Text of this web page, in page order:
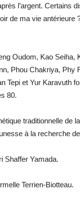
l’argent. Certains
de ma vie antérieure
Oudom, Kao
Phou Chakriya, Phy
Tepi et Yur Karavuth
80.
traditionnelle de
à la recherche
Shaffer Yamada.
Terrien-Biotteau.